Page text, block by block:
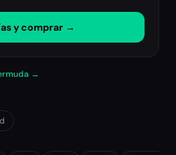
y comprar →
→